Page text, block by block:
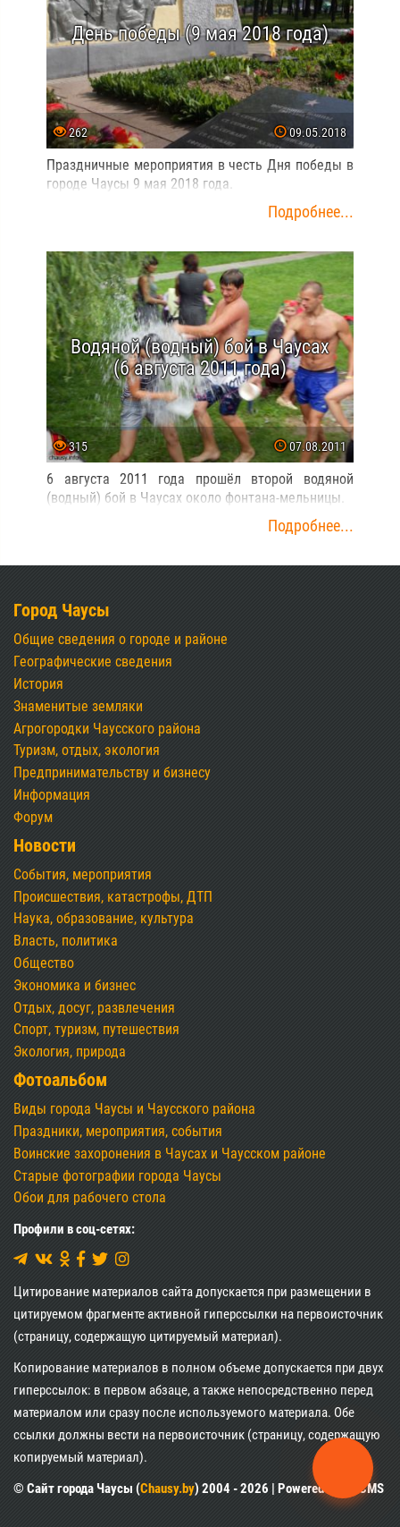
День победы (9 мая 2018 года)
262 09.05.2018
Праздничные мероприятия в честь Дня победы в
городе Чаусы 9 мая 2018 года.
Подробнее...
Водяной (водный) бой в Чаусах
(6 августа 2011 года)
315 07.08.2011
6 августа 2011 года прошёл второй водяной
(водный) бой в Чаусах около фонтана-мельницы.
Подробнее...
Город Чаусы
Общие сведения о городе и районе
Географические сведения
История
Знаменитые земляки
Агрогородки Чаусского района
Туризм, отдых, экология
Предпринимательству и бизнесу
Информация
Форум
Новости
События, мероприятия
Происшествия, катастрофы, ДТП
Наука, образование, культура
Власть, политика
Общество
Экономика и бизнес
Отдых, досуг, развлечения
Спорт, туризм, путешествия
Экология, природа
Фотоальбом
Виды города Чаусы и Чаусского района
Праздники, мероприятия, события
Воинские захоронения в Чаусах и Чаусском районе
Старые фотографии города Чаусы
Обои для рабочего стола
Профили в соц-сетях:
Цитирование материалов сайта допускается при размещении в
цитируемом фрагменте активной гиперссылки на первоисточник
(страницу, содержащую цитируемый материал).
Копирование материалов в полном объеме допускается при двух
гиперссылок: в первом абзаце, а также непосредственно перед
материалом или сразу после используемого материала. Обе
ссылки должны вести на первоисточник (страницу, содержащую
копируемый материал).
© Сайт города Чаусы (Chausy.by) 2004 - 2026 | Powered by XII CMS